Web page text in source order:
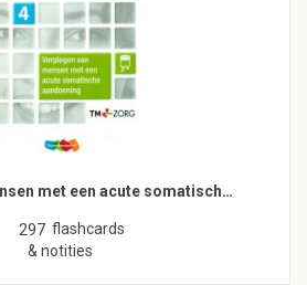
met een acute somatisch…
297 flashcards
& notities